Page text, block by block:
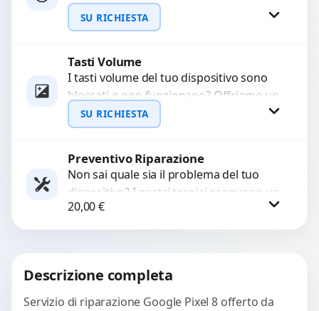
WhatsApp
professionale di riparazione o
sostituzione utilizzando componenti di...
SU RICHIESTA
Richiedi Preventivo
WhatsApp
Tasti Volume
I tasti volume del tuo dispositivo sono
bloccati o non funzionano? Offriamo un
servizio di riparazione o sostituzione
con ricambi...
SU RICHIESTA
Richiedi Preventivo
WhatsApp
Preventivo Riparazione
Non sai quale sia il problema del tuo
dispositivo? I nostri tecnici eseguono un
check-up completo con strumenti
avanzati per...
20,00€
Descrizione completa
Servizio di riparazione Google Pixel 8 offerto da